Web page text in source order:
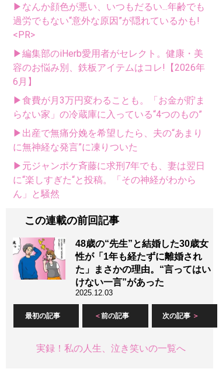
▶なんか顔色が悪い、いつもだるい...年齢でも
過労でもない“意外な原因”が隠れているかも!
<PR>
▶編集部のiHerb愛用者がセレクト。健康・美
容のお悩み別、鉄板アイテムはコレ!【2026年
6月】
▶食費が月3万円変わることも。「お金が貯ま
らない家」の冷蔵庫に入っている“4つのもの”
▶出産で無痛分娩を希望したら、夫の“あまり
に無神経な発言”に凍りついた
▶元ジャンポケ斉藤に求刑7年でも、妻は翌日
に“楽しすぎた“と投稿。「その神経がわから
ん」と騒然
この連載の前回記事
48歳の“先生”と結婚した30歳女
性が「1年も経たずに離婚され
た」まさかの理由。“言ってはい
けない一言”があった
2025.12.03
最初の記事 前の記事 次の記事
実録！私の人生、泣き笑いの一覧へ